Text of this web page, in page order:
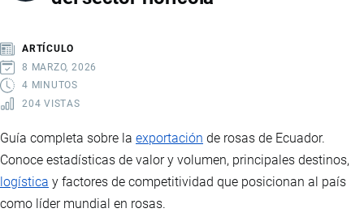
ARTÍCULO
8 MARZO, 2026
4 MINUTOS
204 VISTAS
Guía completa sobre la exportación de rosas de Ecuador.
Conoce estadísticas de valor y volumen, principales destinos,
logística y factores de competitividad que posicionan al país
como líder mundial en rosas.